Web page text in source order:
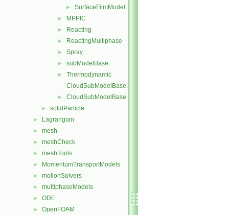
► SurfaceFilmModel
► MPPIC
► Reacting
► ReactingMultiphase
► Spray
► subModelBase
►
Thermodynamic
CloudSubModelBase.C
► CloudSubModelBase.H
► solidParticle
► Lagrangian
► mesh
► meshCheck
► meshTools
► MomentumTransportModels
► motionSolvers
► multiphaseModels
► ODE
► OpenFOAM